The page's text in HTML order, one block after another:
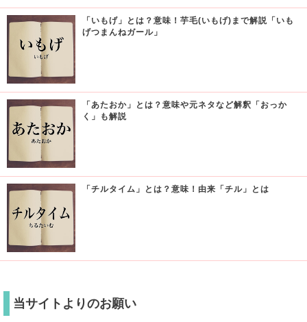
「いもげ」とは？意味！芋毛(いもげ)まで解説「いも
げつまんねガール」
「あたおか」とは？意味や元ネタなど解釈「おっか
く」も解説
「チルタイム」とは？意味！由来「チル」とは
当サイトよりのお願い